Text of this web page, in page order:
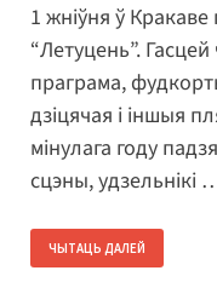
1 жніўня ў
“Летуцень”.
праграма,
дзіцячая і іншыя
мінулага году
сцэны, удзельнікі
ЧЫТАЦЬ ДАЛЕЙ